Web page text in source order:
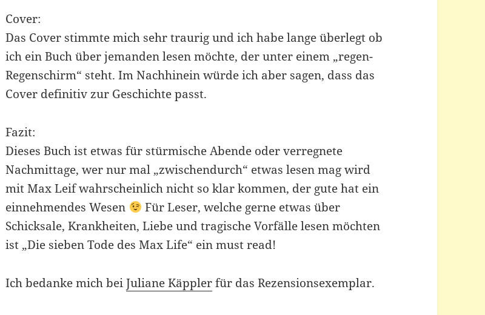
Cover:
Das Cover stimmte mich sehr traurig und ich habe lange überlegt ob
ich ein Buch über jemanden lesen möchte, der unter einem „regen-
Regenschirm“ steht. Im Nachhinein würde ich aber sagen, dass das
Cover definitiv zur Geschichte passt.
Fazit:
Dieses Buch ist etwas für stürmische Abende oder verregnete
Nachmittage, wer nur mal „zwischendurch“ etwas lesen mag wird
mit Max Leif wahrscheinlich nicht so klar kommen, der gute hat ein
einnehmendes Wesen
Für Leser, welche gerne etwas über
Schicksale, Krankheiten, Liebe und tragische Vorfälle lesen möchten
ist „Die sieben Tode des Max Life“ ein must read!
Ich bedanke mich beiJuliane Käpplerfür das Rezensionsexemplar.